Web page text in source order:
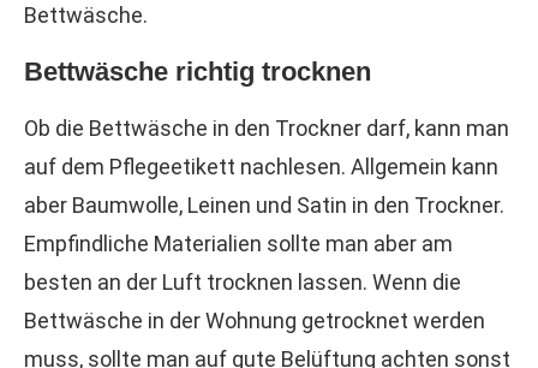
Bettwäsche.
Bettwäsche richtig trocknen
Ob die Bettwäsche in den Trockner darf, kann man
auf dem Pflegeetikett nachlesen. Allgemein kann
aber Baumwolle, Leinen und Satin in den Trockner.
Empfindliche Materialien sollte man aber am
besten an der Luft trocknen lassen. Wenn die
Bettwäsche in der Wohnung getrocknet werden
muss, sollte man auf gute Belüftung achten sonst